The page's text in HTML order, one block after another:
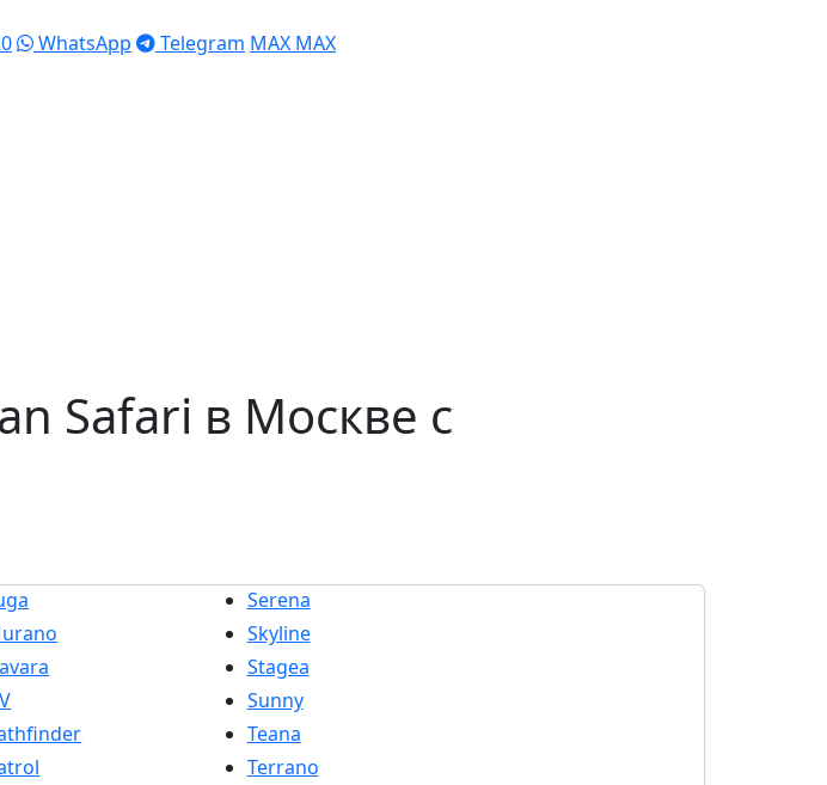
WhatsApp Telegram MAX MAX
Safari в Москве с
Serena
Skyline
Stagea
Sunny
Teana
Terrano